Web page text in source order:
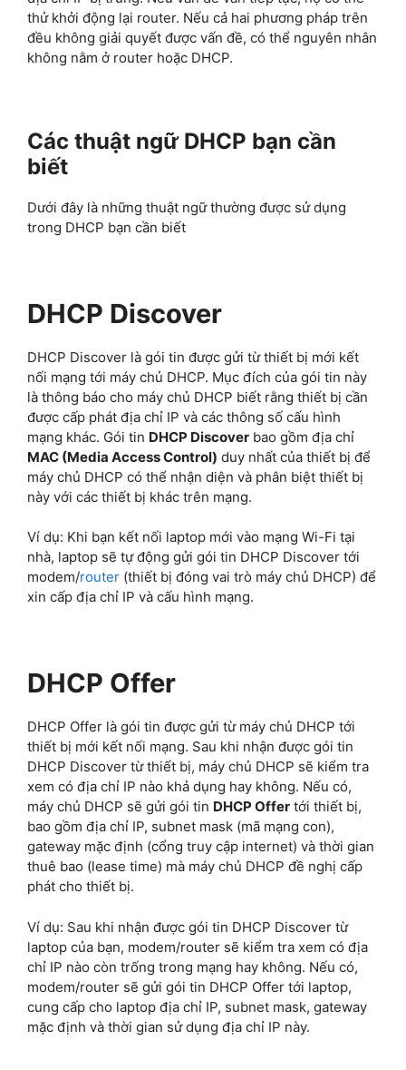
thử khởi động lại router. Nếu cả hai phương pháp trên
đều không giải quyết được vấn đề, có thể nguyên nhân
không nằm ở router hoặc DHCP.
Các thuật ngữ DHCP bạn cần
biết
Dưới đây là những thuật ngữ thường được sử dụng
trong DHCP bạn cần biết
DHCP Discover
DHCP Discover là gói tin được gửi từ thiết bị mới kết
nối mạng tới máy chủ DHCP. Mục đích của gói tin này
là thông báo cho máy chủ DHCP biết rằng thiết bị cần
được cấp phát địa chỉ IP và các thông số cấu hình
mạng khác. Gói tin DHCP Discover bao gồm địa chỉ
MAC (Media Access Control) duy nhất của thiết bị để
máy chủ DHCP có thể nhận diện và phân biệt thiết bị
này với các thiết bị khác trên mạng.
Ví dụ: Khi bạn kết nối laptop mới vào mạng Wi-Fi tại
nhà, laptop sẽ tự động gửi gói tin DHCP Discover tới
modem/router (thiết bị đóng vai trò máy chủ DHCP) để
xin cấp địa chỉ IP và cấu hình mạng.
DHCP Offer
DHCP Offer là gói tin được gửi từ máy chủ DHCP tới
thiết bị mới kết nối mạng. Sau khi nhận được gói tin
DHCP Discover từ thiết bị, máy chủ DHCP sẽ kiểm tra
xem có địa chỉ IP nào khả dụng hay không. Nếu có,
máy chủ DHCP sẽ gửi gói tin DHCP Offer tới thiết bị,
bao gồm địa chỉ IP, subnet mask (mã mạng con),
gateway mặc định (cổng truy cập internet) và thời gian
thuê bao (lease time) mà máy chủ DHCP đề nghị cấp
phát cho thiết bị.
Ví dụ: Sau khi nhận được gói tin DHCP Discover từ
laptop của bạn, modem/router sẽ kiểm tra xem có địa
chỉ IP nào còn trống trong mạng hay không. Nếu có,
modem/router sẽ gửi gói tin DHCP Offer tới laptop,
cung cấp cho laptop địa chỉ IP, subnet mask, gateway
mặc định và thời gian sử dụng địa chỉ IP này.